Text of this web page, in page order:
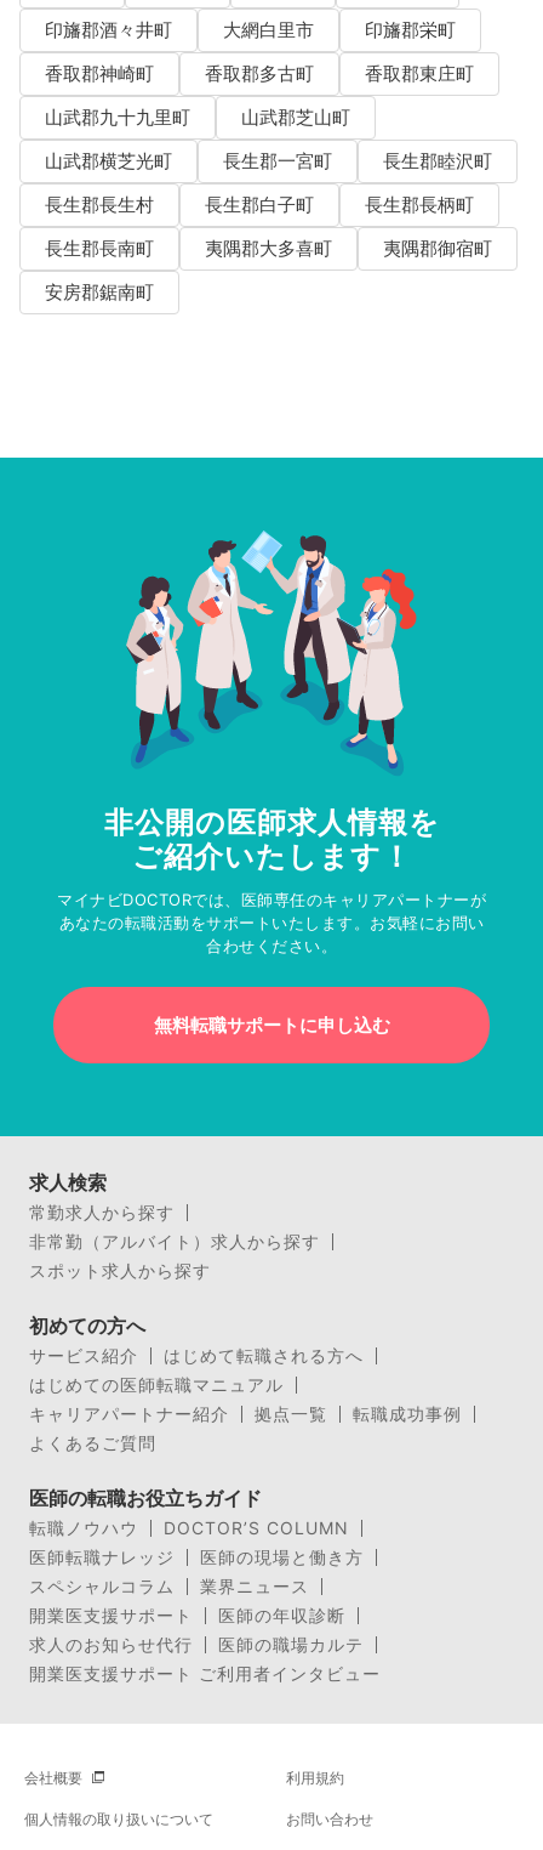
印旛郡酒々井町
大網白里市
印旛郡栄町
香取郡神崎町
香取郡多古町
香取郡東庄町
山武郡九十九里町
山武郡芝山町
山武郡横芝光町
長生郡一宮町
長生郡睦沢町
長生郡長生村
長生郡白子町
長生郡長柄町
長生郡長南町
夷隅郡大多喜町
夷隅郡御宿町
安房郡鋸南町
非公開の医師求人情報を
ご紹介いたします！
マイナビDOCTORでは、医師専任のキャリアパートナーが
あなたの転職活動をサポートいたします。お気軽にお問い
合わせください。
無料転職サポートに申し込む
求人検索
常勤求人から探す
非常勤（アルバイト）求人から探す
スポット求人から探す
初めての方へ
サービス紹介
はじめて転職される方へ
はじめての医師転職マニュアル
キャリアパートナー紹介
拠点一覧
転職成功事例
よくあるご質問
医師の転職お役立ちガイド
転職ノウハウ
DOCTOR’S COLUMN
医師転職ナレッジ
医師の現場と働き方
スペシャルコラム
業界ニュース
開業医支援サポート
医師の年収診断
求人のお知らせ代行
医師の職場カルテ
開業医支援サポート ご利用者インタビュー
会社概要 利用規約
個人情報の取り扱いについて お問い合わせ